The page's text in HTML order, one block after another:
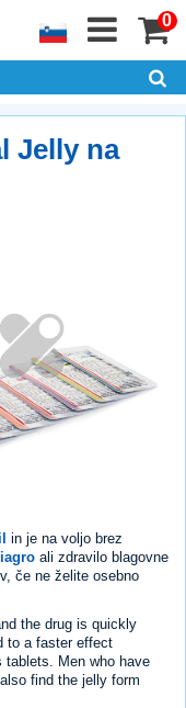
0
Jelly na
in je na voljo brez
ali zdravilo blagovne
če ne želite osebno
the drug is quickly
to a faster effect
tablets. Men who have
find the jelly form